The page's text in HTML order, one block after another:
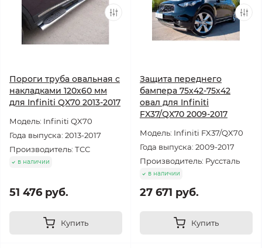
Пороги труба овальная с
накладками 120х60 мм
для Infiniti QX70 2013-2017
Модель: Infiniti QX70
Года выпуска: 2013-2017
Производитель: ТСС
в наличии
51 476 руб.
Купить
Защита переднего
бампера 75х42-75х42
овал для Infiniti
FX37/QX70 2009-2017
Модель: Infiniti FX37/QX70
Года выпуска: 2009-2017
Производитель: Руссталь
в наличии
27 671 руб.
Купить